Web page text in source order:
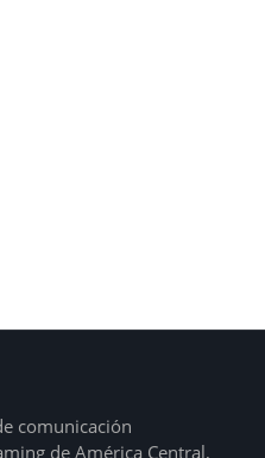
comunicación
de América Central,